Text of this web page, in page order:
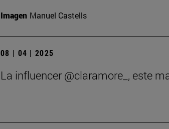
Imagen Manuel Castells
08 | 04 | 2025
La influencer @claramore_, este